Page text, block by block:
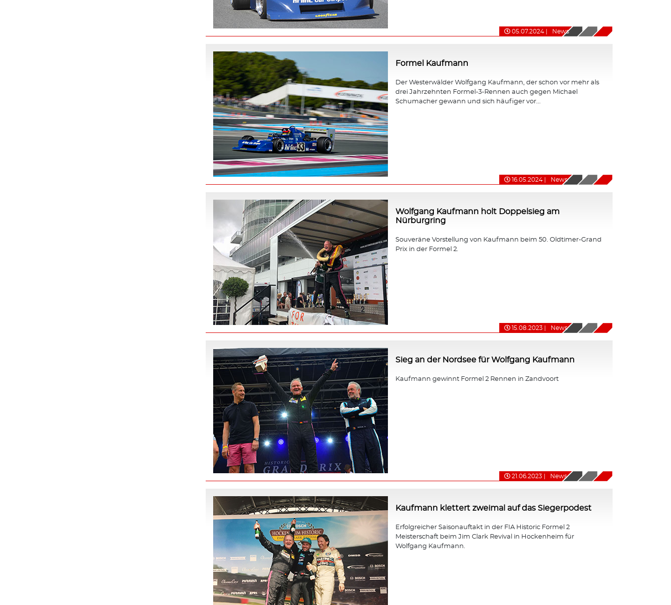
05.07.2024 News
Formel Kaufmann
Der Westerwälder Wolfgang Kaufmann, der schon vor mehr als
drei Jahrzehnten Formel-3-Rennen auch gegen Michael
Schumacher gewann und sich häufiger vor...
16.05.2024 News
Wolfgang Kaufmann holt Doppelsieg am
Nürburgring
Souveräne Vorstellung von Kaufmann beim 50. Oldtimer-Grand
Prix in der Formel 2.
15.08.2023 News
Sieg an der Nordsee für Wolfgang Kaufmann
Kaufmann gewinnt Formel 2 Rennen in Zandvoort
21.06.2023 News
Kaufmann klettert zweimal auf das Siegerpodest
Erfolgreicher Saisonauftakt in der FIA Historic Formel 2
Meisterschaft beim Jim Clark Revival in Hockenheim für
Wolfgang Kaufmann.